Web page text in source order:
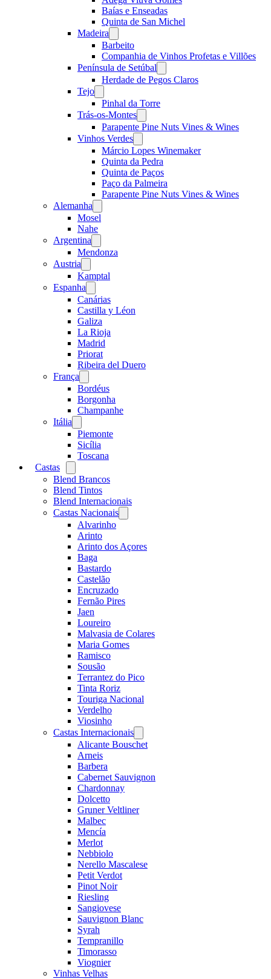
Baías e Enseadas
Quinta de San Michel
Madeira
menu
Barbeito
Companhia de Vinhos Profetas e Villões
Península de Setúbal
menu
Herdade de Pegos Claros
Tejo
menu
Pinhal da Torre
Trás-os-Montes
menu
Parapente Pine Nuts Vines & Wines
Vinhos Verdes
menu
Márcio Lopes Winemaker
Quinta da Pedra
Quinta de Paços
Paço da Palmeira
Parapente Pine Nuts Vines & Wines
Alemanha
menu
Mosel
Nahe
Argentina
menu
Mendonza
Austria
menu
Kamptal
Espanha
menu
Canárias
Castilla y Léon
Galiza
La Rioja
Madrid
Priorat
Ribeira del Duero
França
menu
Bordéus
Borgonha
Champanhe
Itália
menu
Piemonte
Sicília
Toscana
Castas
menu
Blend Brancos
Blend Tintos
Blend Internacionais
Castas Nacionais
menu
Alvarinho
Arinto
Arinto dos Açores
Baga
Bastardo
Castelão
Encruzado
Fernão Pires
Jaen
Loureiro
Malvasia de Colares
Maria Gomes
Ramisco
Sousão
Terrantez do Pico
Tinta Roriz
Touriga Nacional
Verdelho
Viosinho
Castas Internacionais
menu
Alicante Bouschet
Arneis
Barbera
Cabernet Sauvignon
Chardonnay
Dolcetto
Gruner Veltliner
Malbec
Mencía
Merlot
Nebbiolo
Nerello Mascalese
Petit Verdot
Pinot Noir
Riesling
Sangiovese
Sauvignon Blanc
Syrah
Tempranillo
Timorasso
Viognier
Vinhas Velhas